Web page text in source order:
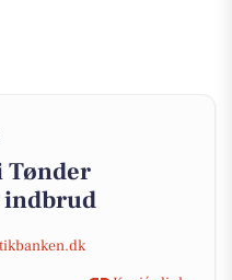
Tønder
indbrud